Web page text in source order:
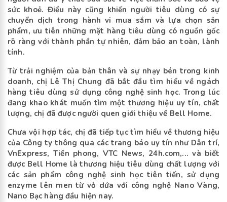
sức khoẻ. Điều này cũng khiến người tiêu dùng có sự
chuyển dịch trong hành vi mua sắm và lựa chọn sản
phẩm, ưu tiên những mặt hàng tiêu dùng có nguồn gốc
rõ ràng với thành phần tự nhiên, đảm bảo an toàn, lành
tính.
Từ trải nghiệm của bản thân và sự nhạy bén trong kinh
doanh, chị Lê Thị Chung đã bắt đầu tìm hiểu về ngách
hàng tiêu dùng sử dụng công nghệ sinh học. Trong lúc
đang khao khát muốn tìm một thương hiệu uy tín, chất
lượng, chị đã được người quen giới thiệu về Bell Home.
Chưa vội hợp tác, chị đã tiếp tục tìm hiểu về thương hiệu
của Công ty thông qua các trang báo uy tín như Dân trí,
VnExpress, Tiền phong, VTC News, 24h.com,... và biết
được Bell Home là thương hiệu tiêu dùng chất lượng với
các sản phẩm công nghệ sinh học tiên tiến, sử dụng
enzyme lên men từ vỏ dứa với công nghệ Nano Vàng,
Nano Bạc hàng đầu hiện nay.